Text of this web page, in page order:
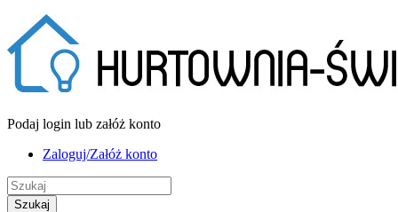
Podaj login lub załóż konto
Zaloguj/Załóż konto
Szukaj